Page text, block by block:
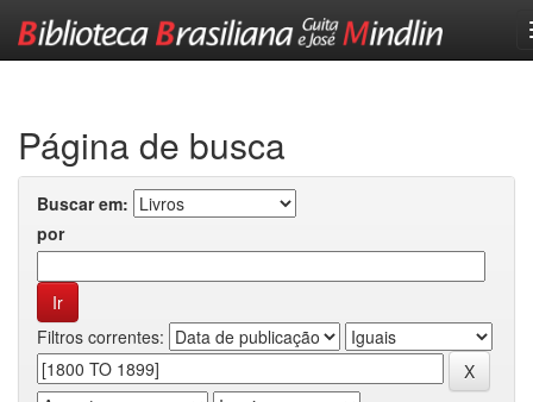
Página de busca
Buscar em:
por
Filtros correntes: